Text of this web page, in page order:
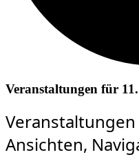
Veranstaltungen für
Veranstaltungen
Ansichten,